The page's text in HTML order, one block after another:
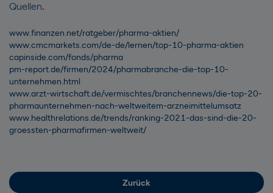
Quellen
www.finanzen.net/ratgeber/pharma-aktien/
www.cmcmarkets.com/de-de/lernen/top-10-pharma-aktien
capinside.com/fonds/pharma
pm-report.de/firmen/2024/pharmabranche-die-top-10-
unternehmen.html
www.arzt-wirtschaft.de/vermischtes/branchennews/die-top-20-
pharmaunternehmen-nach-weltweitem-arzneimittelumsatz
www.healthrelations.de/trends/ranking-2021-das-sind-die-20-
groessten-pharmafirmen-weltweit/
Zurück